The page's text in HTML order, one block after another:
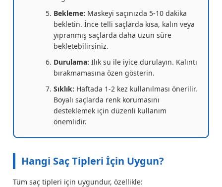
Bekleme: Maskeyi saçınızda 5-10 dakika
bekletin. İnce telli saçlarda kısa, kalın veya
yıpranmış saçlarda daha uzun süre
bekletebilirsiniz.
Durulama: Ilık su ile iyice durulayın. Kalıntı
bırakmamasına özen gösterin.
Sıklık: Haftada 1-2 kez kullanılması önerilir.
Boyalı saçlarda renk korumasını
desteklemek için düzenli kullanım
önemlidir.
Hangi Saç Tipleri İçin Uygun?
Tüm saç tipleri için uygundur, özellikle: